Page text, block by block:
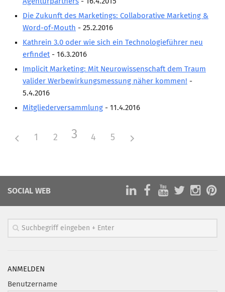
Die Zukunft des Marketings: Collaborative Marketing &
Word-of-Mouth - 25.2.2016
Kathrein 3.0 oder wie sich ein Technologieführer neu
erfindet - 16.3.2016
Implicit Marketing: Mit Neurowissenschaft dem Traum
valider Werbewirkungsmessung näher kommen! -
5.4.2016
Mitgliederversammlung - 11.4.2016
1 2 3 4 5
SOCIAL WEB
ANMELDEN
Benutzername